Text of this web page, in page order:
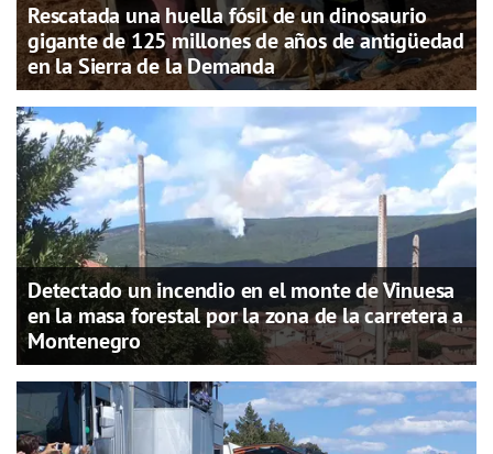
Rescatada una huella fósil de un dinosaurio
gigante de 125 millones de años de antigüedad
en la Sierra de la Demanda
Detectado un incendio en el monte de Vinuesa
en la masa forestal por la zona de la carretera a
Montenegro